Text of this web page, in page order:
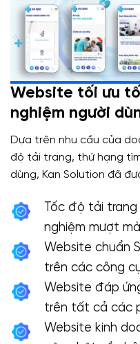
Website tối ưu
nghiệm người
Dựa trên nhu cầu của
độ tải trang, thứ hạng
dùng, Kan Solution đã
Tốc độ tải
nghiệm mượt
Website chuẩn
trên các công
Website đáp
trên tất cả các
Website kinh